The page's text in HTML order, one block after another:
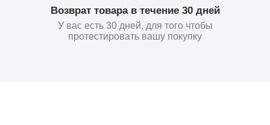
Возврат товара в течение 30 дней
У вас есть 30 дней, для того чтобы
протестировать вашу покупку